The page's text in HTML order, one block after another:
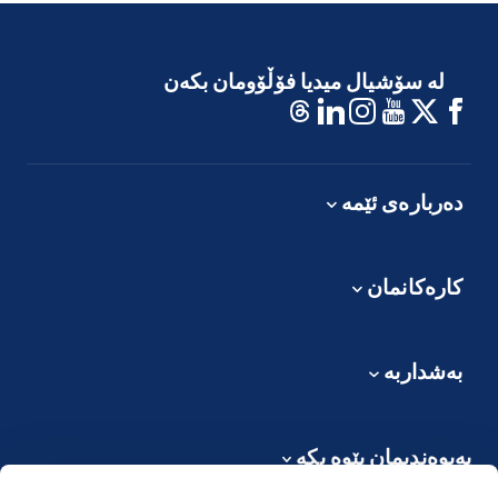
لە ساڵی 2020دا زیاتر لە 4 ملیۆن پاکەتی نانی پارەدراوی بۆ
کراوە و گەیشتە 315 هەزار کەس.
لە سۆشیال میدیا فۆڵۆومان بکەن
دەربارەی ئێمە
کارەکانمان
بەشداربە
پەیوەندیمان پێوە بکە